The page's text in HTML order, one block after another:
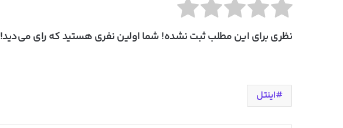
نظری برای این مطلب ثبت نشده! شما اولین نفری هستید که رای می‌دید!
اینتل